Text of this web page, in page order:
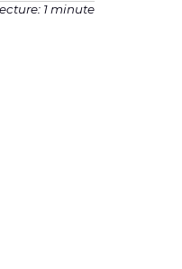
1 minute